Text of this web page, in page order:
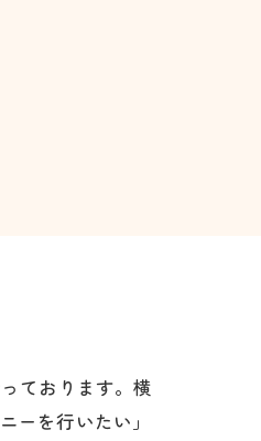
ております。横
ーを行いたい」